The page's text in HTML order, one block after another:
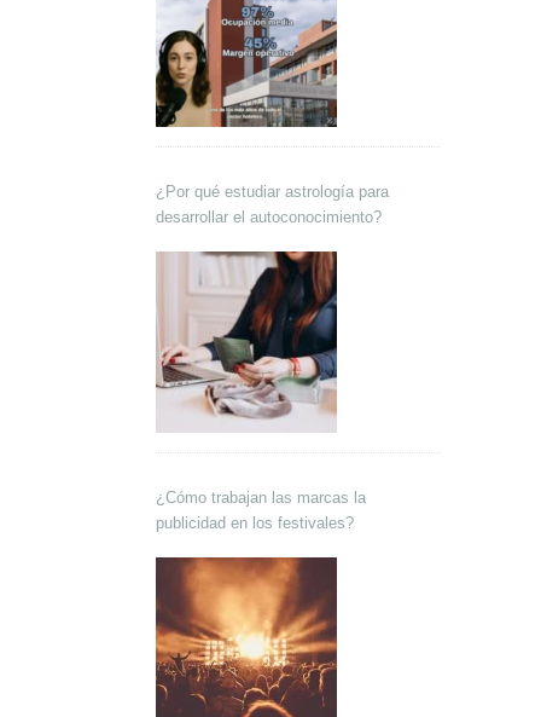
¿Por qué estudiar astrología para
desarrollar el autoconocimiento?
¿Cómo trabajan las marcas la
publicidad en los festivales?